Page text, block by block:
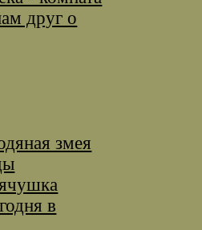
друг о
змея
в